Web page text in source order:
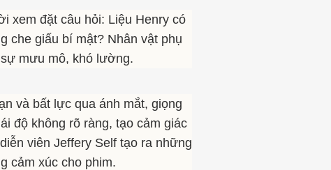
xem đặt câu hỏi: Liệu Henry có
che giấu bí mật? Nhân vật phụ
mưu mô, khó lường.
và bất lực qua ánh mắt, giọng
độ không rõ ràng, tạo cảm giác
viên Jeffery Self tạo ra những
cảm xúc cho phim.